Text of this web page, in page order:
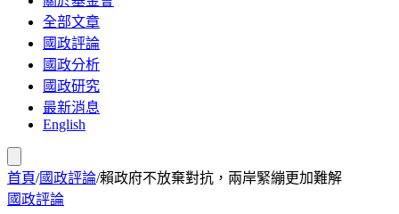
全部文章
國政評論
國政分析
國政研究
最新消息
English
首頁/國政評論/賴政府不放棄對抗，兩岸緊繃更加難解
國政評論